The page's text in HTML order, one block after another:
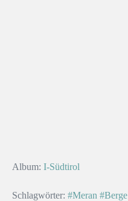
Album: I-Südtirol
Schlagwörter: #Meran #Berge